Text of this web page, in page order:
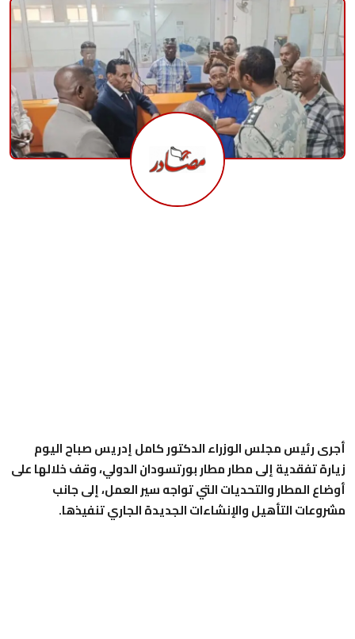
منوعات
حوادث وقضايا
عالمية
أجرى رئيس مجلس الوزراء الدكتور كامل إدريس صباح اليوم
زيارة تفقدية إلى مطار مطار بورتسودان الدولي، وقف خلالها على
أوضاع المطار والتحديات التي تواجه سير العمل، إلى جانب
مشروعات التأهيل والإنشاءات الجديدة الجاري تنفيذها.